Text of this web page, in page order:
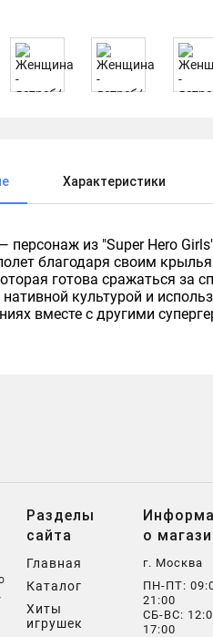
Характеристики
персонаж из "Super Hero
благодаря своим
готова сражаться за
нативной культурой и
вместе с другими
Разделы
сайта
Главная
Каталог
Хиты
игрушек
о
г. Москва
ПН-ПТ:
21:00
СБ-ВС:
17:00